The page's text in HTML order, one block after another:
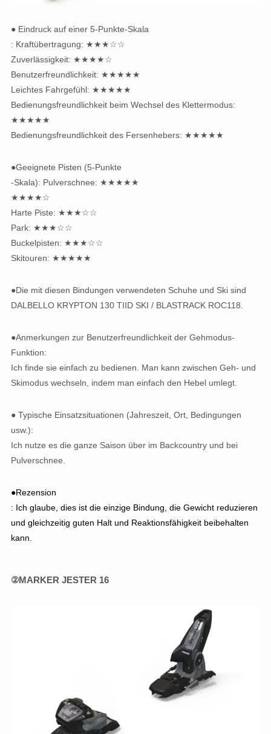
● Eindruck auf einer 5-Punkte-Skala
: Kraftübertragung: ★★★☆☆
Zuverlässigkeit: ★★★★☆
Benutzerfreundlichkeit: ★★★★★
Leichtes Fahrgefühl: ★★★★★
Bedienungsfreundlichkeit beim Wechsel des Klettermodus:
★★★★★
Bedienungsfreundlichkeit des Fersenhebers: ★★★★★
●Geeignete Pisten (5-Punkte
-Skala): Pulverschnee: ★★★★★
★★★★☆
Harte Piste: ★★★☆☆
Park: ★★★☆☆
Buckelpisten: ★★★☆☆
Skitouren: ★★★★★
●Die mit diesen Bindungen verwendeten Schuhe und Ski sind
DALBELLO KRYPTON 130 TIID SKI / BLASTRACK ROC118.
●Anmerkungen zur Benutzerfreundlichkeit der Gehmodus-
Funktion:
Ich finde sie einfach zu bedienen. Man kann zwischen Geh- und
Skimodus wechseln, indem man einfach den Hebel umlegt.
● Typische Einsatzsituationen (Jahreszeit, Ort, Bedingungen
usw.):
Ich nutze es die ganze Saison über im Backcountry und bei
Pulverschnee.
●Rezension
: Ich glaube, dies ist die einzige Bindung, die Gewicht reduzieren
und gleichzeitig guten Halt und Reaktionsfähigkeit beibehalten
kann.
②MARKER JESTER 16